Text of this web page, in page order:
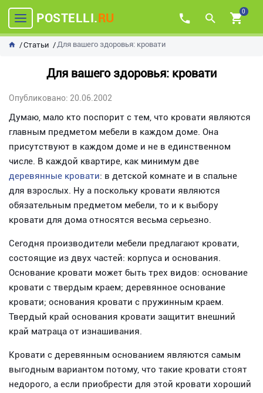
POSTELLI.RU 0
Статьи Для вашего здоровья: кровати
Для вашего здоровья: кровати
Опубликовано: 20.06.2002
Думаю, мало кто поспорит с тем, что кровати являются
главным предметом мебели в каждом доме. Она
присутствуют в каждом доме и не в единственном
числе. В каждой квартире, как минимум две
деревянные кровати: в детской комнате и в спальне
для взрослых. Ну а поскольку кровати являются
обязательным предметом мебели, то и к выбору
кровати для дома относятся весьма серьезно.
Сегодня производители мебели предлагают кровати,
состоящие из двух частей: корпуса и основания.
Основание кровати может быть трех видов: основание
кровати с твердым краем; деревянное основание
кровати; основания кровати с пружинным краем.
Твердый край основания кровати защитит внешний
край матраца от изнашивания.
Кровати с деревянным основанием являются самым
выгодным вариантом потому, что такие кровати стоят
недорого, а если приобрести для этой кровати хороший